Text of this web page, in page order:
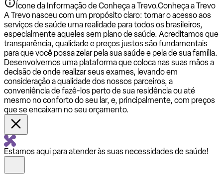
Ícone da Informação de Conheça a Trevo.Conheça a Trevo
A Trevo nasceu com um propósito claro: tornar o acesso aos
serviços de saúde uma realidade para todos os brasileiros,
especialmente aqueles sem plano de saúde. Acreditamos que
transparência, qualidade e preços justos são fundamentais
para que você possa zelar pela sua saúde e pela de sua família.
Desenvolvemos uma plataforma que coloca nas suas mãos a
decisão de onde realizar seus exames, levando em
consideração a qualidade dos nossos parceiros, a
conveniência de fazê-los perto de sua residência ou até
mesmo no conforto do seu lar, e, principalmente, com preços
que se encaixam no seu orçamento.
Estamos aqui para atender às suas necessidades de saúde!